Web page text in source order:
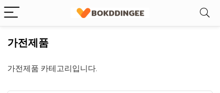
가전제품
가전제품 카테고리입니다.